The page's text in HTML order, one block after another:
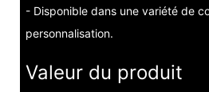
- Disponible dans une variété de
personnalisation.
Valeur du produit